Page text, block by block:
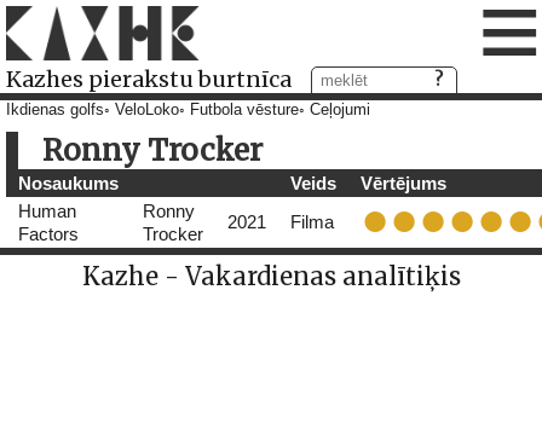
Kazhes pierakstu burtnīca ≡
Ikdienas golfs VeloLoko Futbola vēsture Ceļojumi
Ronny Trocker
Nosaukums Veids
Vērtējums
Human
Factors
Ronny
Trocker
2021 Filma
Kazhe - Vakardienas analītiķis